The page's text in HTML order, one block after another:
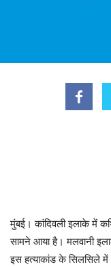
मुंबई। कांदिवली इलाके में
सामने आया है। मलवानी
इस हत्याकांड के सिलसिले